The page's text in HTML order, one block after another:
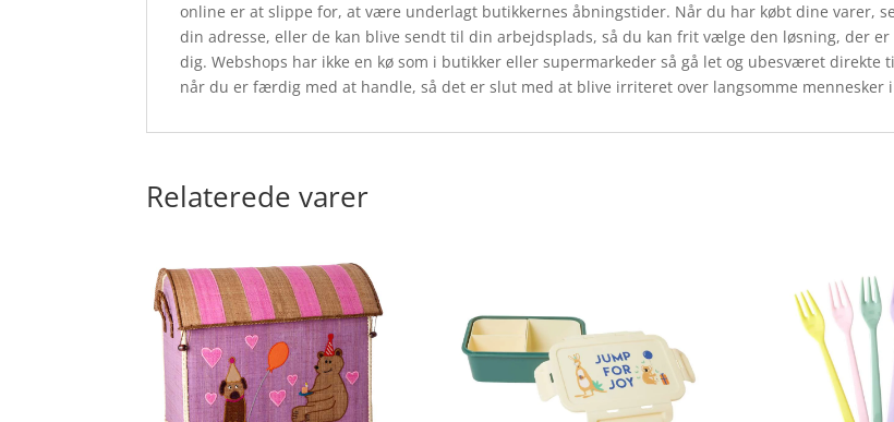
online er at slippe for, at være underlagt butikkernes åbningstider. Når du har købt dine varer,
din adresse, eller de kan blive sendt til din arbejdsplads, så du kan frit vælge den løsning, der
dig. Webshops har ikke en kø som i butikker eller supermarkeder så gå let og ubesværet direkte
når du er færdig med at handle, så det er slut med at blive irriteret over langsomme mennesker i
Relaterede varer